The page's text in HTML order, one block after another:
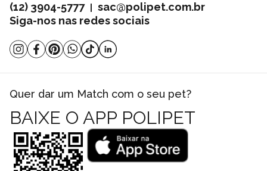
(12) 3904-5777| sac@polipet.com.br
Siga-nos nas redes sociais
Quer dar um Match com o seu pet?
BAIXE O APP POLIPET